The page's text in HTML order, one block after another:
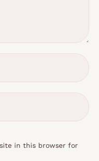
in this browser for